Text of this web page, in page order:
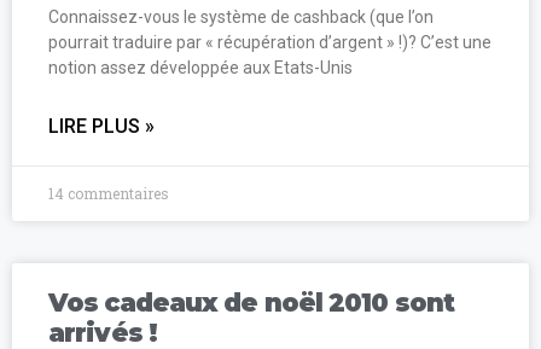
Connaissez-vous le système de cashback (que l’on
pourrait traduire par « récupération d’argent » !)? C’est une
notion assez développée aux Etats-Unis
LIRE PLUS »
14 commentaires
Vos cadeaux de noël 2010 sont
arrivés !